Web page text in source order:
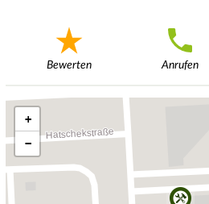
Bewerten Anrufen
+
−